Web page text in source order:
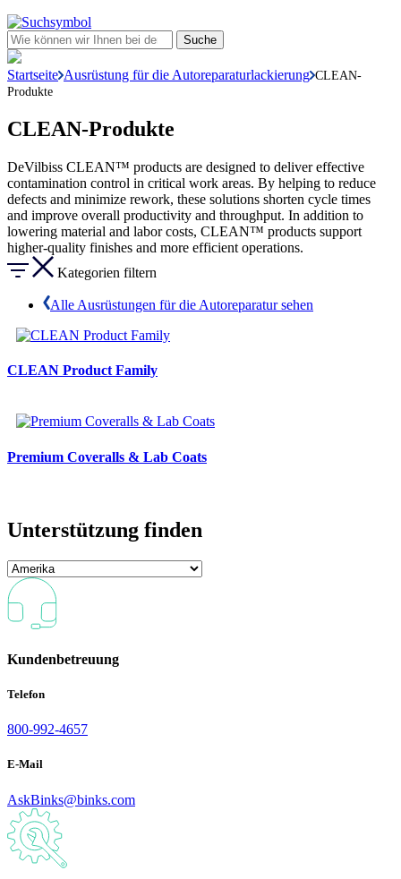
Startseite Ausrüstung für die Autoreparaturlackierung CLEAN-
Produkte
CLEAN-Produkte
DeVilbiss CLEAN™ products are designed to deliver effective
contamination control in critical work areas. By helping to reduce
defects and minimize rework, these solutions shorten cycle times
and improve overall productivity and throughput. In addition to
lowering material and labor costs, CLEAN™ products support
higher-quality finishes and more efficient operations.
Kategorien filtern
Alle Ausrüstungen für die Autoreparatur sehen
CLEAN Product Family
Premium Coveralls & Lab Coats
Unterstützung finden
Kundenbetreuung
Telefon
800-992-4657
E-Mail
AskBinks@binks.com